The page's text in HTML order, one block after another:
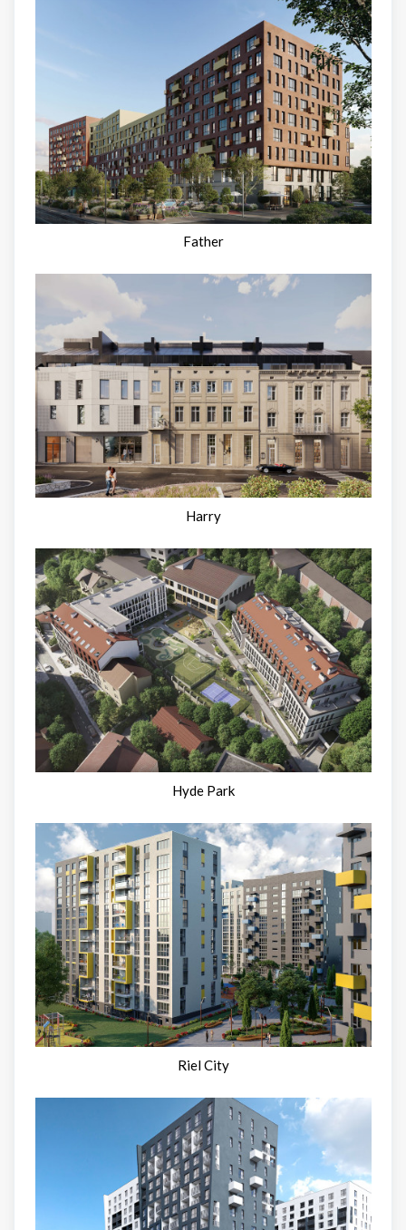
Father
Harry
Hyde Park
Riel City